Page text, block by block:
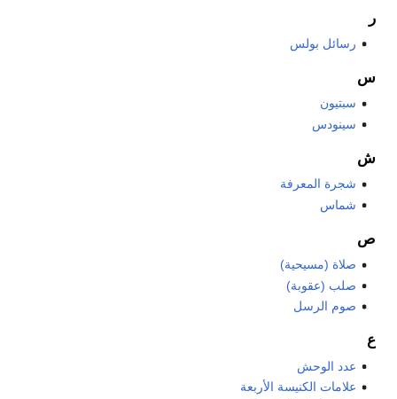
ر
رسائل بولس
س
سبتيون
سينودس
ش
شجرة المعرفة
شماس
ص
صلاة (مسيحية)
صلب (عقوبة)
صوم الرسل
ع
عدد الوحش
علامات الكنيسة الأربعة